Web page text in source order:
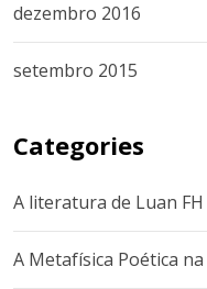
dezembro 2016
setembro 2015
Categories
A literatura de Luan FH
A Metafísica Poética